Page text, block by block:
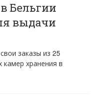
Бельгии
выдачи
заказы из 25
хранения в